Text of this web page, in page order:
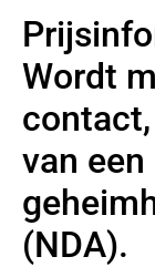
Wordt
van een
(NDA).